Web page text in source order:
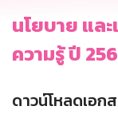
นโยบาย แล
ความรู้ ปี
ดาวน์โหลดเอก